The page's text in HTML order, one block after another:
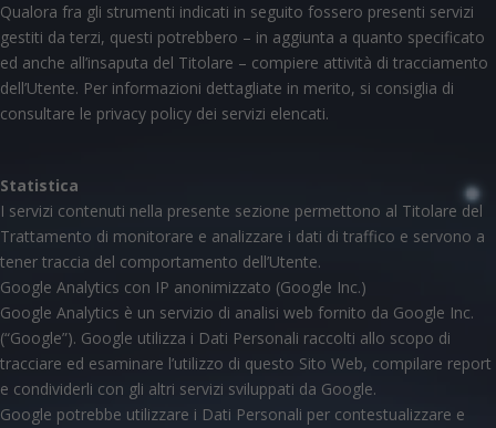
Qualora fra gli strumenti indicati in seguito fossero presenti servizi
gestiti da terzi, questi potrebbero – in aggiunta a quanto specificato
ed anche all’insaputa del Titolare – compiere attività di tracciamento
dell’Utente. Per informazioni dettagliate in merito, si consiglia di
consultare le privacy policy dei servizi elencati.
Statistica
I servizi contenuti nella presente sezione permettono al Titolare del
Trattamento di monitorare e analizzare i dati di traffico e servono a
tener traccia del comportamento dell’Utente.
Google Analytics con IP anonimizzato (Google Inc.)
Google Analytics è un servizio di analisi web fornito da Google Inc.
(“Google”). Google utilizza i Dati Personali raccolti allo scopo di
tracciare ed esaminare l’utilizzo di questo Sito Web, compilare report
e condividerli con gli altri servizi sviluppati da Google.
Google potrebbe utilizzare i Dati Personali per contestualizzare e